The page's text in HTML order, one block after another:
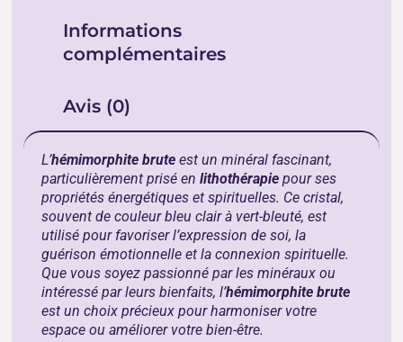
Informations
complémentaires
Avis (0)
L’hémimorphite brute est un minéral fascinant,
particulièrement prisé enlithothérapie pour ses
propriétés énergétiques et spirituelles. Ce cristal,
souvent de couleur bleu clair à vert-bleuté, est
utilisé pour favoriser l’expression de soi, la
guérison émotionnelle et la connexion spirituelle.
Que vous soyez passionné par les minéraux ou
intéressé par leurs bienfaits, l’hémimorphite brute
est un choix précieux pour harmoniser votre
espace ou améliorer votre bien-être.